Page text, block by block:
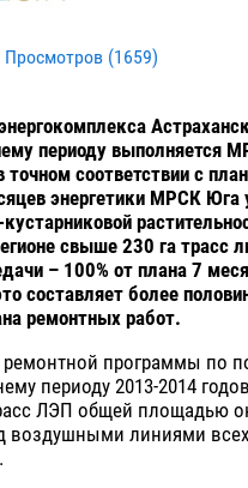
(1659)
периоду выполняется
точном соответствии с
энергетики МРСК Юга
свыше 230 га трасс
– 100% от плана 7
составляет более
ремонтных работ.
программы по
периоду 2013-2014
ЛЭП общей площадью
воздушными линиями